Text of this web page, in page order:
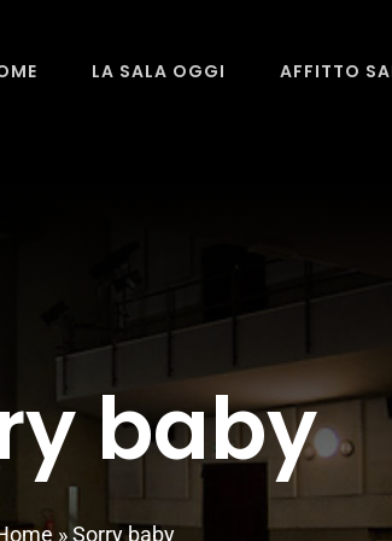
LA SALA OGGI AFFITTO
baby
»Sorry baby